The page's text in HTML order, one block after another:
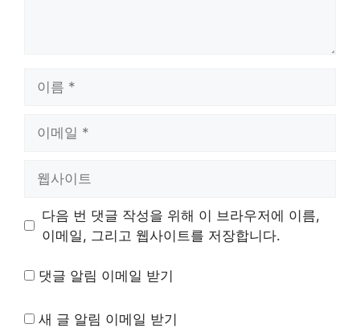
트
다음 번 댓글 작성을 위해 이 브라우저에 이름,
이메일, 그리고 웹사이트를 저장합니다.
댓글 알림 이메일 받기
새 글 알림 이메일 받기